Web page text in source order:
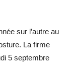
sur l’autre au
La firme
5 septembre